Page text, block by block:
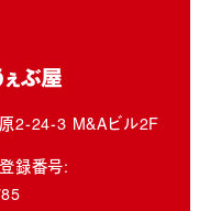
2-24-3 M&Aビル2F
録番号: